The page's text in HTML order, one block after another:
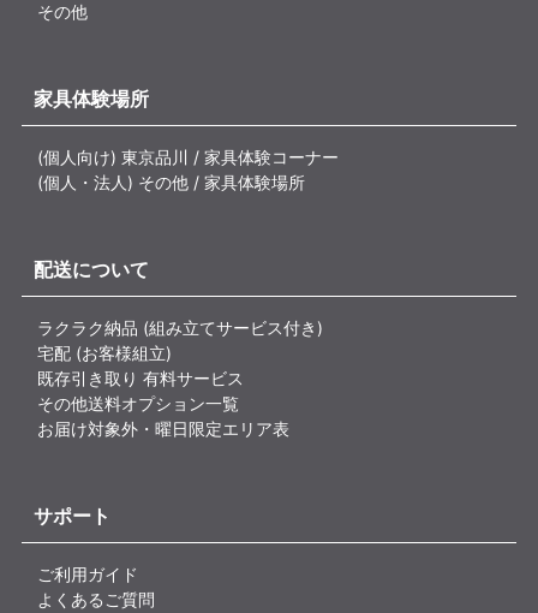
その他
家具体験場所
(個人向け) 東京品川 / 家具体験コーナー
(個人・法人) その他 / 家具体験場所
配送について
ラクラク納品 (組み立てサービス付き)
宅配 (お客様組立)
既存引き取り 有料サービス
その他送料オプション一覧
お届け対象外・曜日限定エリア表
サポート
ご利用ガイド
よくあるご質問